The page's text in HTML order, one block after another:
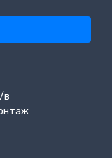
в